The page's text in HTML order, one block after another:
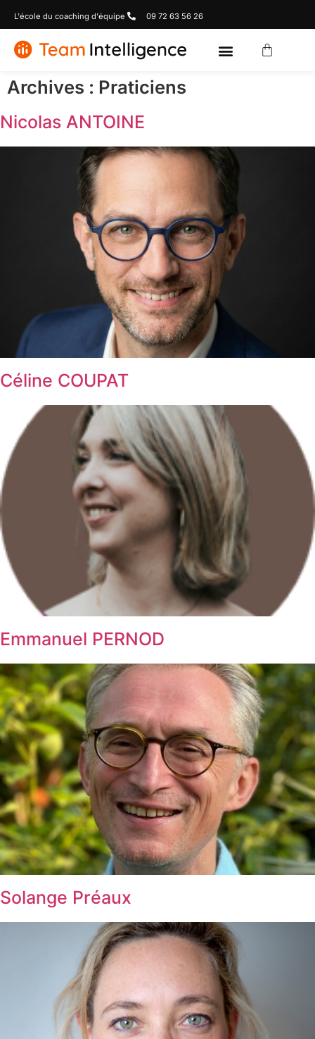
L'école du coaching d'équipe 09 72 63 56 26
Archives : Praticiens
Nicolas ANTOINE
Céline COUPAT
Emmanuel PERNOD
Solange Préaux